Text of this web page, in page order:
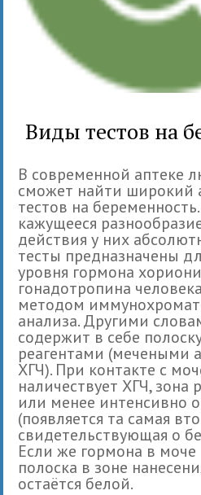
Виды тестов на
В современной аптеке
сможет найти широкий
тестов на
кажущееся
действия у них
тесты предназначены
уровня гормона
гонадотропина
методом
анализа. Другими
содержит в себе
реагентами (мечеными
ХГЧ). При контакте с
наличествует ХГЧ, зона
или менее интенсивно
(появляется та самая
свидетельствующая о
Если же гормона в моче
полоска в зоне
остаётся белой.